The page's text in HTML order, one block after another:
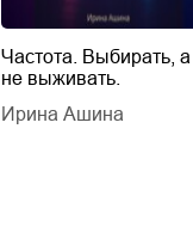
Частота. Выбирать, а
не выживать.
Ирина Ашина